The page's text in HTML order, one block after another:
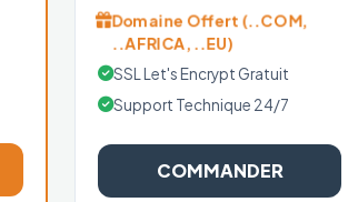
Domaine Offert (..COM,
..AFRICA, ..EU)
SSL Let's Encrypt Gratuit
Support Technique 24/7
COMMANDER